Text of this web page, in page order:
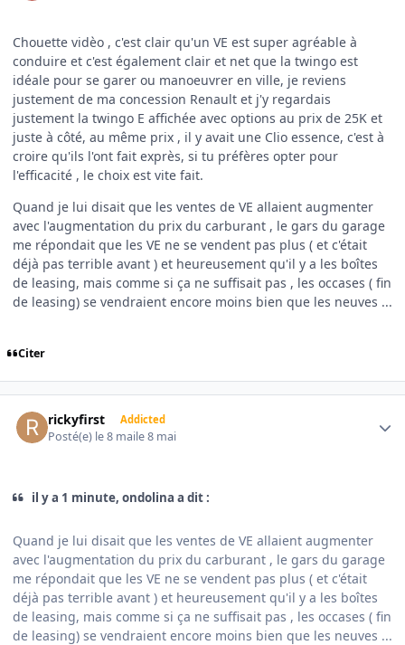
Chouette vidèo , c'est clair qu'un VE est super agréable à
conduire et c'est également clair et net que la twingo est
idéale pour se garer ou manoeuvrer en ville, je reviens
justement de ma concession Renault et j'y regardais
justement la twingo E affichée avec options au prix de 25K et
juste à côté, au même prix , il y avait une Clio essence, c'est à
croire qu'ils l'ont fait exprès, si tu préfères opter pour
l'efficacité , le choix est vite fait.
Quand je lui disait que les ventes de VE allaient augmenter
avec l'augmentation du prix du carburant , le gars du garage
me répondait que les VE ne se vendent pas plus ( et c'était
déjà pas terrible avant ) et heureusement qu'il y a les boîtes
de leasing, mais comme si ça ne suffisait pas , les occases ( fin
de leasing) se vendraient encore moins bien que les neuves ...
Citer
rickyfirst Addicted
Posté(e) le 8 maile 8 mai
il y a 1 minute, ondolina a dit :
Quand je lui disait que les ventes de VE allaient augmenter
avec l'augmentation du prix du carburant , le gars du garage
me répondait que les VE ne se vendent pas plus ( et c'était
déjà pas terrible avant ) et heureusement qu'il y a les boîtes
de leasing, mais comme si ça ne suffisait pas , les occases ( fin
de leasing) se vendraient encore moins bien que les neuves ...